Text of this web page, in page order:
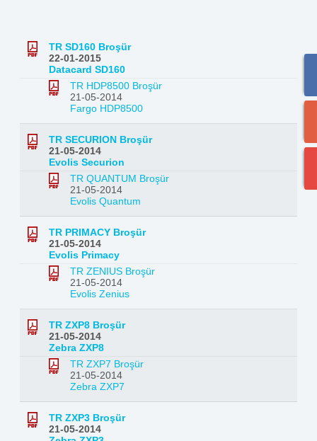
TR SD160 Broşür
22-01-2015
Datacard SD160
TR HDP8500 Broşür
21-05-2014
Fargo HDP8500
TR SECURION Broşür
21-05-2014
Evolis Securion
TR QUANTUM Broşür
21-05-2014
Evolis Quantum
TR PRIMACY Broşür
21-05-2014
Evolis Primacy
TR ZENIUS Broşür
21-05-2014
Evolis Zenius
TR ZXP8 Broşür
21-05-2014
Zebra ZXP8
TR ZXP7 Broşür
21-05-2014
Zebra ZXP7
TR ZXP3 Broşür
21-05-2014